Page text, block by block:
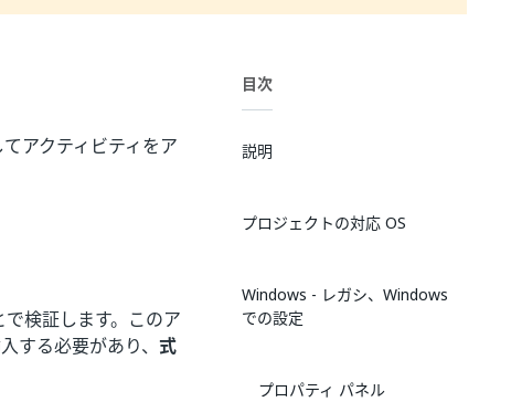
アクティビティをア
検証します。このア
する必要があり、 式
目次
説明
プロジェクトの対応 OS
Windows - レガシ、Windows
での設定
プロパティ パネル